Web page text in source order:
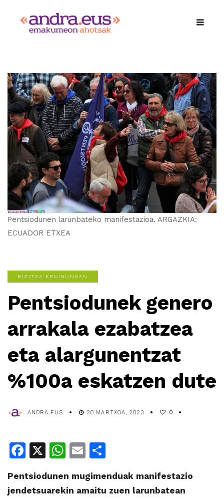
Pentsiodunen larunbateko manifestazioa. ARGAZKIA:
ECUADOR ETXEA
BIZITZA ERDIGUNEAN
Pentsiodunek genero
arrakala ezabatzea
eta alargunentzat
%100a eskatzen dute
ANDRA.EUS 20 MARTXOA, 2023 0
Facebook
X WhatsApp
Email
Pentsiodunen mugimenduak manifestazio
jendetsuarekin amaitu zuen larunbatean